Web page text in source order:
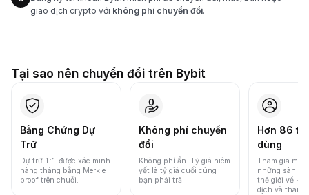
giao dịch crypto với không phí chuyển đổi.
Tại sao nên chuyển đổi trên Bybit
Bằng Chứng Dự
Trữ
Dự trữ 1:1 được xác minh
hàng tháng bằng Merkle
proof trên chuỗi.
Không phí chuyển
đổi
Không phí ẩn. Tỷ giá niêm
yết là tỷ giá cuối cùng
bạn phải trả.
Hơn 86
dùng
Tham gia một
những sàn
thế giới về
dịch và thanh